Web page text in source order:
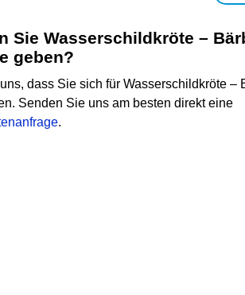
Sie Wasserschildkröte –
geben?
dass Sie sich für Wasserschildkröte –
Senden Sie uns am besten direkt eine
.